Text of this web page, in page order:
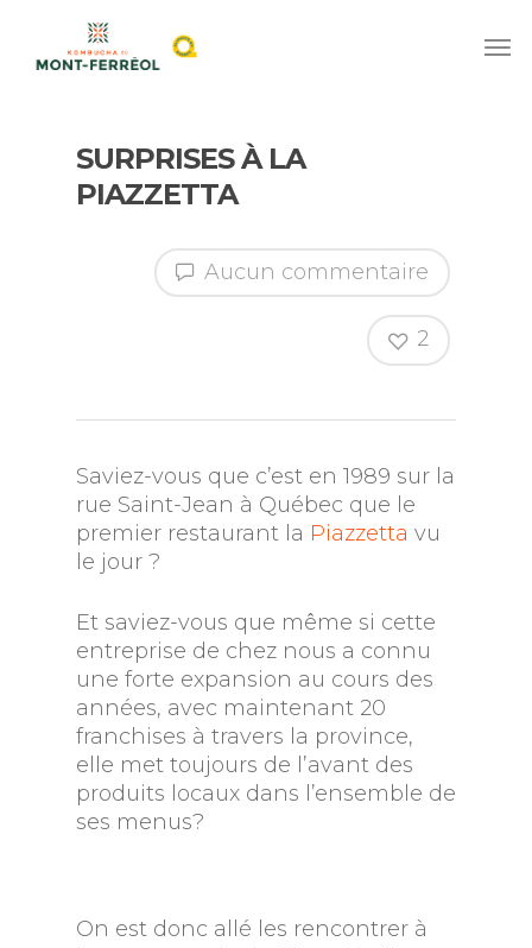
SURPRISES À LA
PIAZZETTA
Aucun commentaire
2
Saviez-vous que c’est en 1989 sur la
rue Saint-Jean à Québec que le
premier restaurant la Piazzetta vu
le jour ?
Et saviez-vous que même si cette
entreprise de chez nous a connu
une forte expansion au cours des
années, avec maintenant 20
franchises à travers la province,
elle met toujours de l’avant des
produits locaux dans l’ensemble de
ses menus?
On est donc allé les rencontrer à